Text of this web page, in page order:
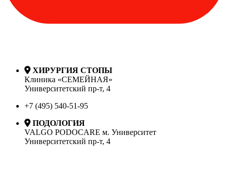
ХИРУРГИЯ СТОПЫ
Клиника «СЕМЕЙНАЯ»
Университетский пр-т, 4
+7 (495) 540-51-95
ПОДОЛОГИЯ
VALGO PODOCARE м. Университет
Университетский пр-т, 4